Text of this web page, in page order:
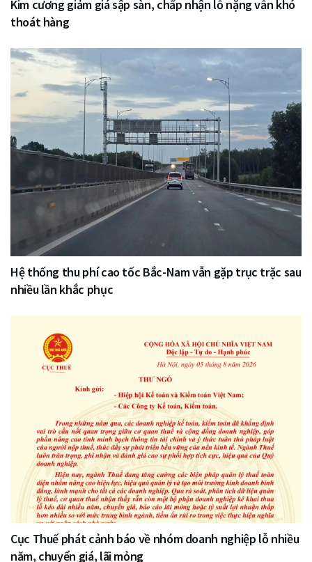
Kim cương giảm giá sập sàn, chấp nhận lỗ nặng vẫn khó
thoát hàng
Hệ thống thu phí cao tốc Bắc-Nam vẫn gặp trục trặc sau
nhiều lần khắc phục
Cục Thuế phát cảnh báo về nhóm doanh nghiệp lỗ nhiều
năm, chuyển giá, lãi mỏng